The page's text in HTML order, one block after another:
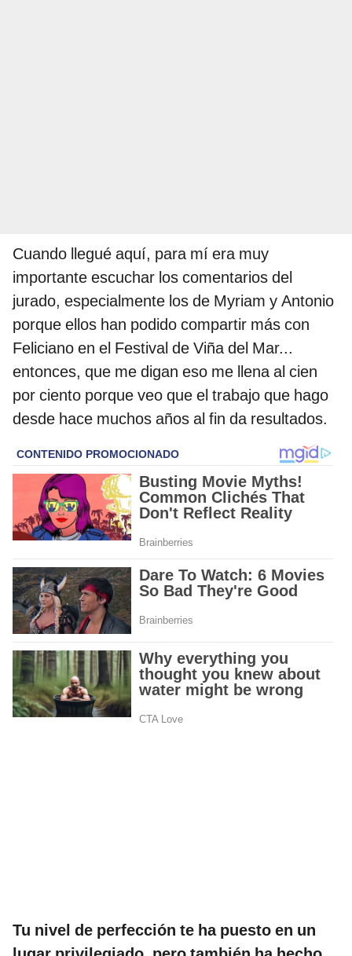
Cuando llegué aquí, para mí era muy
importante escuchar los comentarios del
jurado, especialmente los de Myriam y Antonio
porque ellos han podido compartir más con
Feliciano en el Festival de Viña del Mar...
entonces, que me digan eso me llena al cien
por ciento porque veo que el trabajo que hago
desde hace muchos años al fin da resultados.
Tu nivel de perfección te ha puesto en un